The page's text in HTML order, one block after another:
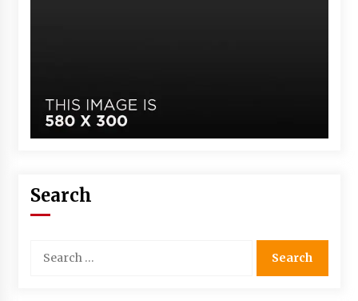
Search